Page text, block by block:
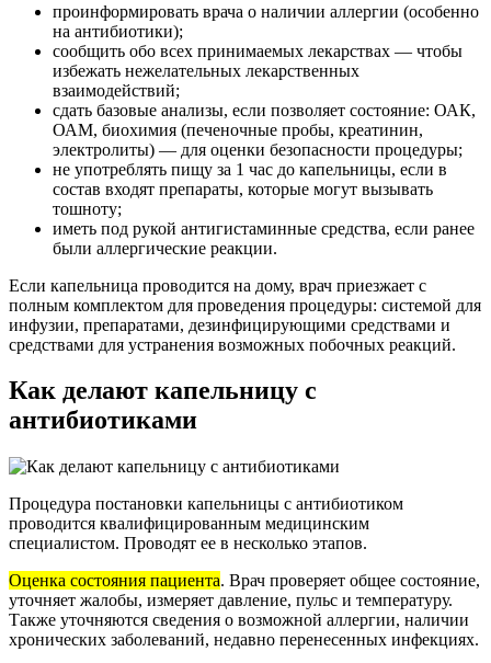
проинформировать врача о наличии аллергии (особенно
на антибиотики);
сообщить обо всех принимаемых лекарствах — чтобы
избежать нежелательных лекарственных
взаимодействий;
сдать базовые анализы, если позволяет состояние: ОАК,
ОАМ, биохимия (печеночные пробы, креатинин,
электролиты) — для оценки безопасности процедуры;
не употреблять пищу за 1 час до капельницы, если в
состав входят препараты, которые могут вызывать
тошноту;
иметь под рукой антигистаминные средства, если ранее
были аллергические реакции.
Если капельница проводится на дому, врач приезжает с
полным комплектом для проведения процедуры: системой для
инфузии, препаратами, дезинфицирующими средствами и
средствами для устранения возможных побочных реакций.
Как делают капельницу с
антибиотиками
Процедура постановки капельницы с антибиотиком
проводится квалифицированным медицинским
специалистом. Проводят ее в несколько этапов.
Оценка состояния пациента. Врач проверяет общее состояние,
уточняет жалобы, измеряет давление, пульс и температуру.
Также уточняются сведения о возможной аллергии, наличии
хронических заболеваний, недавно перенесенных инфекциях.